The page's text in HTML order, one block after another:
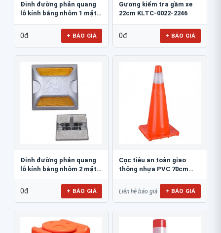
Đinh đường phản quang
lỗ kính bằng nhôm 1 mặt
0đ + BÁO GIÁ
Gương kiểm tra gầm xe
22cm KLTC-0022-2246
0đ + BÁO GIÁ
Đinh đường phản quang
lỗ kính bằng nhôm 2 mặt
0đ + BÁO GIÁ
Cọc tiêu an toàn giao
thông nhựa PVC 70cm
Liên hệ báo giá + BÁO GIÁ